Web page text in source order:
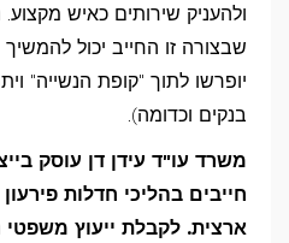
ולהעניק שירותים כאיש
שבצורה זו החייב יכול
יופרשו לתוך "קופת הנשייה"
בנקים וכדומה).
משרד עו"ד עידן דן עוסק
חייבים בהליכי חדלות
ארצית. לקבלת ייעוץ משפטי